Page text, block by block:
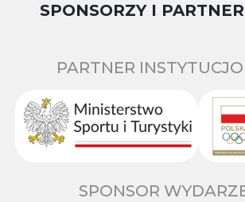
SPONSORZY I
PARTNER
SPONSOR